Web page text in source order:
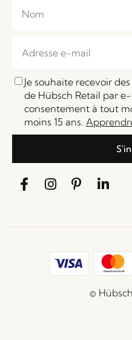
Je souhaite recevoir
de Hübsch Retail par
consentement à tout
moins 15 ans.
©